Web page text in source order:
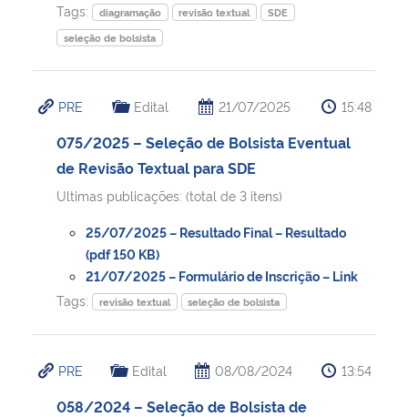
Ministério do Turismo
Ministério da Mulher, da Família e dos Direitos Humanos
Secretaria-Geral
Secretaria de Governo
Advocacia-Geral da União
Tags:
diagramação revisão textual
SDE
seleção de bolsista
PRE Edital 21/07/2025 15:48
075/2025 – Seleção de Bolsista Eventual
de Revisão Textual para SDE
Ultimas publicações: (total de 3 itens)
25/07/2025 – Resultado Final – Resultado
(pdf 150 KB)
21/07/2025 – Formulário de Inscrição – Link
Tags:
revisão textual seleção de bolsista
PRE Edital 08/08/2024 13:54
058/2024 – Seleção de Bolsista de